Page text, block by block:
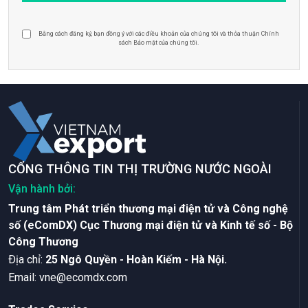
Bằng cách đăng ký, bạn đồng ý với các điều khoản của chúng tôi và thỏa thuận Chính
sách Bảo mật của chúng tôi.
CỔNG THÔNG TIN THỊ TRƯỜNG NƯỚC NGOÀI
Vận hành bởi:
Trung tâm Phát triển thương mại điện tử và Công nghệ
số (eComDX) Cục Thương mại điện tử và Kinh tế số - Bộ
Công Thương
Ðịa chỉ: 25 Ngô Quyền - Hoàn Kiếm - Hà Nội.
Email: vne@ecomdx.com